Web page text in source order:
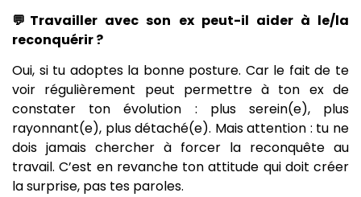
💬Travailler avec son ex peut-il aider à le/la
reconquérir ?
Oui, si tu adoptes la bonne posture. Car le fait de te
voir régulièrement peut permettre à ton ex de
constater ton évolution : plus serein(e), plus
rayonnant(e), plus détaché(e). Mais attention : tu ne
dois jamais chercher à forcer la reconquête au
travail. C’est en revanche ton attitude qui doit créer
la surprise, pas tes paroles.